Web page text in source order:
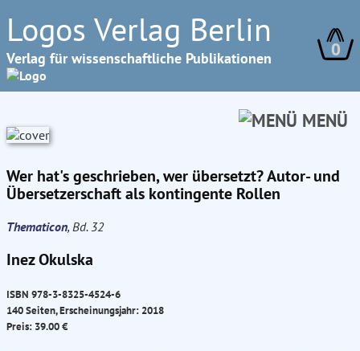
Logos Verlag Berlin
Verlag für wissenschaftliche Publikationen 0
MENÜ
Wer hat's geschrieben, wer übersetzt? Autor- und
Übersetzerschaft als kontingente Rollen
Thematicon, Bd. 32
Inez Okulska
ISBN 978-3-8325-4524-6
140 Seiten, Erscheinungsjahr: 2018
Preis: 39.00 €